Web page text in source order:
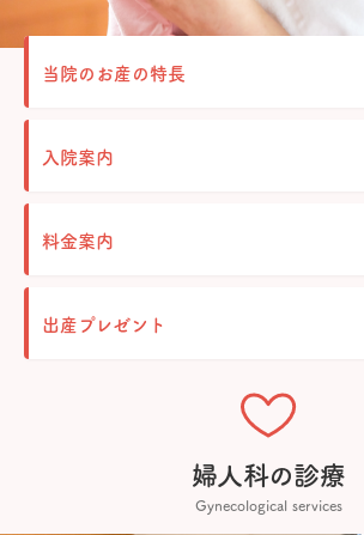
当院のお産の特長
入院案内
料金案内
出産プレゼント
婦人科の診療
Gynecological services